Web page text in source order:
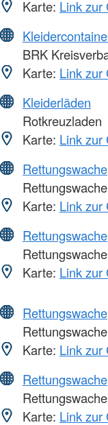
Karte: Link zur
BRK
Karte: Link zur
Kleiderläden
Rotkreuzladen
Karte: Link zur
Rettungswache
Karte: Link zur
Rettungswache
Karte: Link zur
Rettungswache
Karte: Link zur
Rettungswache
Karte: Link zur